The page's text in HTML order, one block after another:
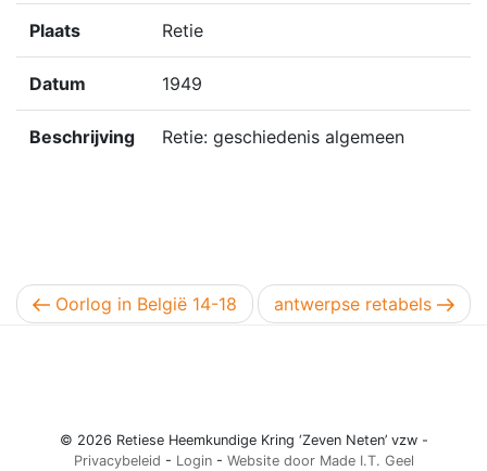
Plaats Retie
Datum 1949
Beschrijving Retie: geschiedenis algemeen
Berichtnavigatie
Vorig bericht
Oorlog in België 14-18 Volgend bericht
antwerpse retabels
© 2026 Retiese Heemkundige Kring ‘Zeven Neten’ vzw -
Privacybeleid - Login- Website door Made I.T. Geel